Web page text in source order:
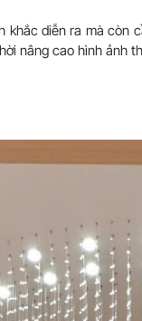
diễn ra mà
nâng cao hình ảnh